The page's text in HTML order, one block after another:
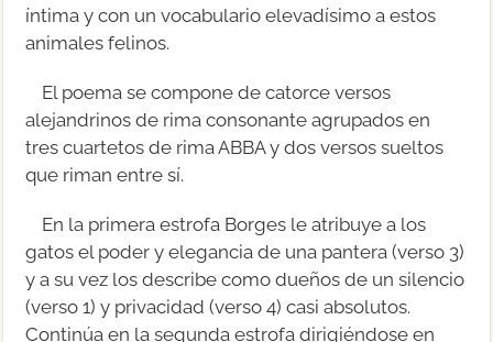
íntima y con un vocabulario elevadísimo a estos
animales felinos.
El poema se compone de catorce versos
alejandrinos de rima consonante agrupados en
tres cuartetos de rima ABBA y dos versos sueltos
que riman entre sí.
En la primera estrofa Borges le atribuye a los
gatos el poder y elegancia de una pantera (verso 3)
y a su vez los describe como dueños de un silencio
(verso 1) y privacidad (verso 4) casi absolutos.
Continúa en la segunda estrofa dirigiéndose en